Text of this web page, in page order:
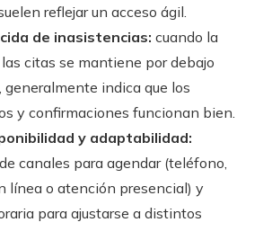
reflejar un acceso ágil.
de inasistencias: cuando la
citas se mantiene por debajo
generalmente indica que los
y confirmaciones funcionan bien.
y adaptabilidad:
canales para agendar (teléfono,
línea o atención presencial) y
para ajustarse a distintos